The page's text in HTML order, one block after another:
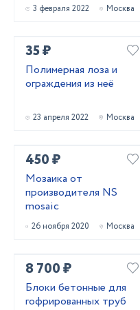
3 февраля 2022 Москва
35 ₽
Полимерная лоза и
ограждения из неё
23 апреля 2022 Москва
450 ₽
Мозаика от
производителя NS
mosaic
26 ноября 2020 Москва
8 700 ₽
Блоки бетонные для
гофрированных труб